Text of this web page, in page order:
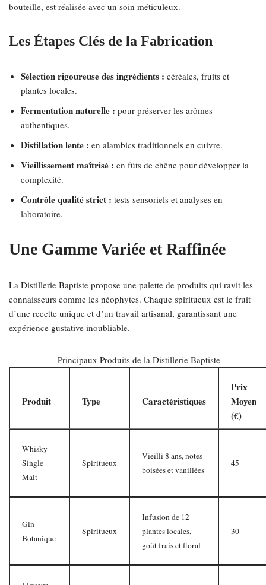
bouteille, est réalisée avec un soin méticuleux.
Les Étapes Clés de la Fabrication
Sélection rigoureuse des ingrédients : céréales, fruits et
plantes locales.
Fermentation naturelle : pour préserver les arômes
authentiques.
Distillation lente : en alambics traditionnels en cuivre.
Vieillissement maîtrisé : en fûts de chêne pour développer la
complexité.
Contrôle qualité strict : tests sensoriels et analyses en
laboratoire.
Une Gamme Variée et Raffinée
La Distillerie Baptiste propose une palette de produits qui ravit les
connaisseurs comme les néophytes. Chaque spiritueux est le fruit
d’une recette unique et d’un travail artisanal, garantissant une
expérience gustative inoubliable.
Principaux Produits de la Distillerie Baptiste
Produit Type Caractéristiques
Prix
Moyen
(€)
Whisky
Single
Malt
Spiritueux
Vieilli 8 ans, notes
boisées et vanillées
45
Gin
Botanique
Spiritueux
Infusion de 12
plantes locales,
goût frais et floral
30